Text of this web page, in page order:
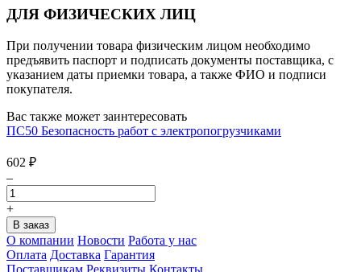
ДЛЯ ФИЗИЧЕСКИХ ЛИЦ
При получении товара физическим лицом необходимо
предъявить паспорт и подписать документы поставщика, с
указанием даты приемки товара, а также ФИО и подписи
покупателя.
Вас также может заинтересовать
ПС50 Безопасность работ с электропогрузчиками
602 ₽
–
+
О компании Новости Работа у нас
Оплата Доставка Гарантия